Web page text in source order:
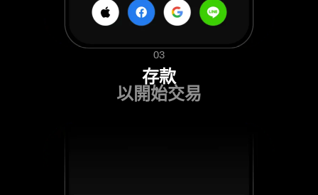
03
存款
以開始交易